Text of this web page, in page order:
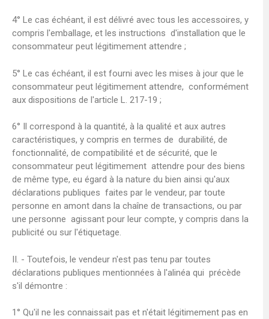
4° Le cas échéant, il est délivré avec tous les accessoires, y
compris l'emballage, et les instructions d'installation que le
consommateur peut légitimement attendre ;
5° Le cas échéant, il est fourni avec les mises à jour que le
consommateur peut légitimement attendre, conformément
aux dispositions de l'article L. 217-19 ;
6° Il correspond à la quantité, à la qualité et aux autres
caractéristiques, y compris en termes de durabilité, de
fonctionnalité, de compatibilité et de sécurité, que le
consommateur peut légitimement attendre pour des biens
de même type, eu égard à la nature du bien ainsi qu'aux
déclarations publiques faites par le vendeur, par toute
personne en amont dans la chaîne de transactions, ou par
une personne agissant pour leur compte, y compris dans la
publicité ou sur l'étiquetage.
II. - Toutefois, le vendeur n'est pas tenu par toutes
déclarations publiques mentionnées à l'alinéa qui précède
s'il démontre :
1° Qu'il ne les connaissait pas et n'était légitimement pas en